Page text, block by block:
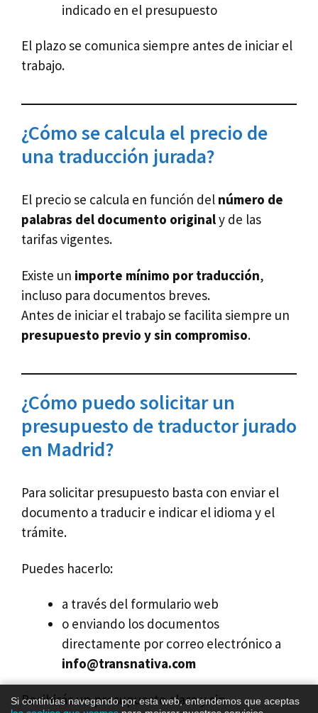
indicado en el presupuesto
El plazo se comunica siempre antes de iniciar el
trabajo.
¿Cómo se calcula el precio de
una traducción jurada?
El precio se calcula en función del número de
palabras del documento originaly de las
tarifas vigentes.
Existe un importe mínimo por traducción,
incluso para documentos breves.
Antes de iniciar el trabajo se facilita siempre un
presupuesto previo y sin compromiso.
¿Cómo puedo solicitar un
presupuesto de traductor jurado
en Madrid?
Para solicitar presupuesto basta con enviar el
documento a traducir e indicar el idioma y el
trámite.
Puedes hacerlo:
a través del formulario web
o enviando los documentos
directamente por correo electrónico a
info@transnativa.com
Recibirás un presupuesto claro y sin
Si continúas navegando por esta web, entendemos que aceptas